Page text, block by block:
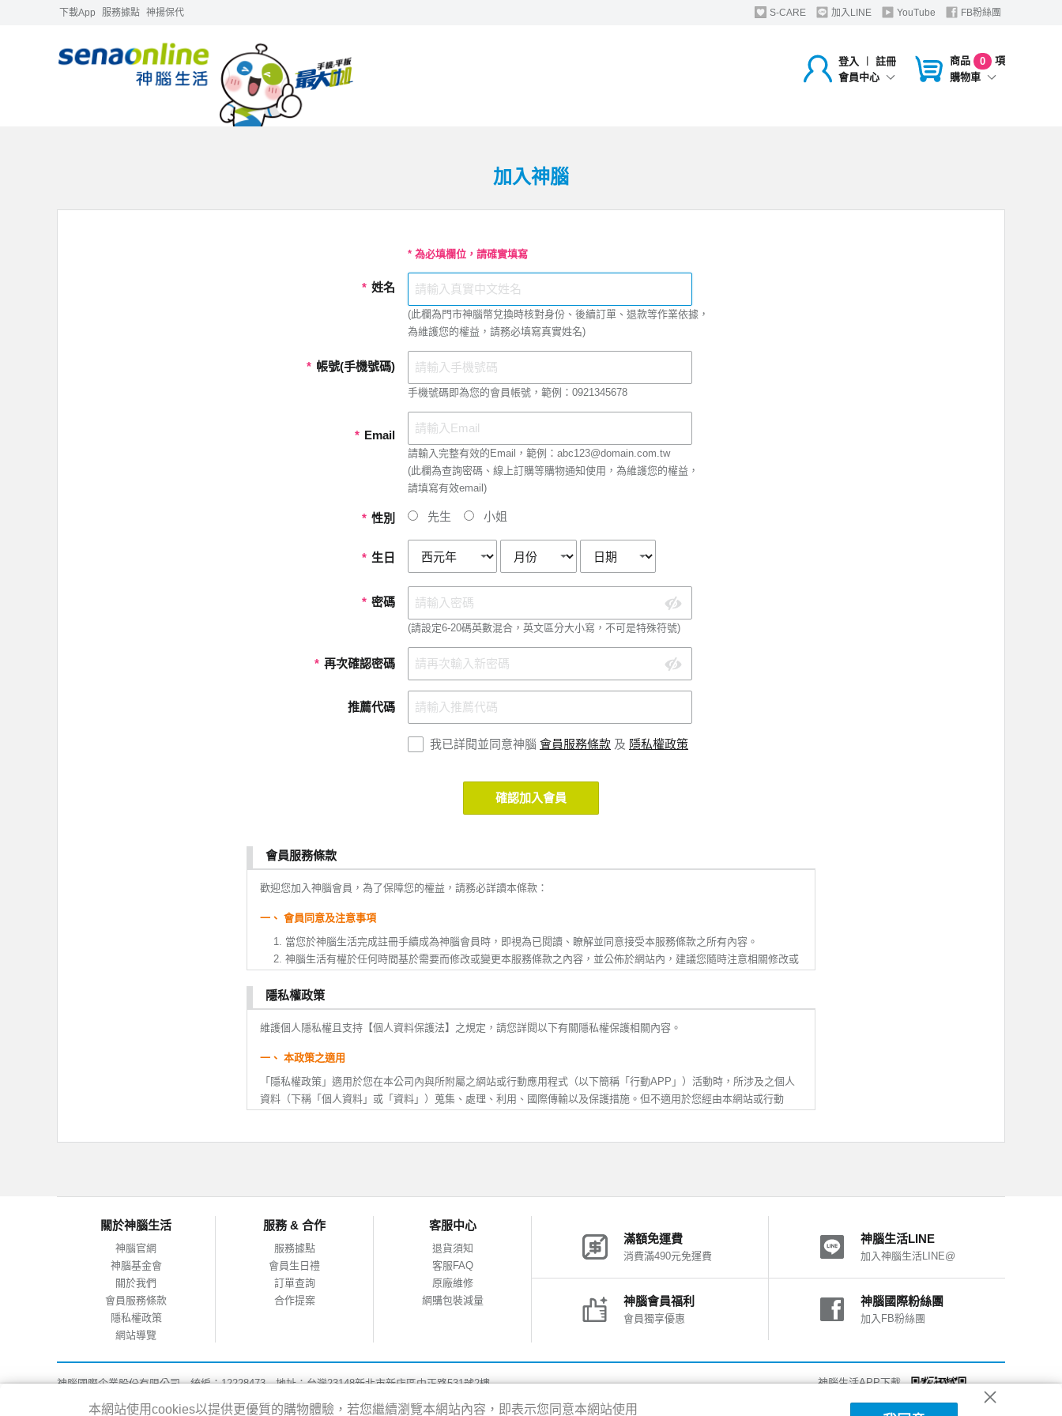
下載App 服務據點 神揚保代 S-CARE 加入LINE YouTube FB粉絲團
登入 ︱
註冊
會員中心
商品 0
項
購物車
加入神腦
* 為必填欄位，請確實填寫
* 姓名
(此欄為門市神腦幣兌換時核對身份、後續訂單、退款等作業依據，
為維護您的權益，請務必填寫真實姓名)
* 帳號(手機號碼)
手機號碼即為您的會員帳號，範例：0921345678
* Email
請輸入完整有效的Email，範例：abc123@domain.com.tw
(此欄為查詢密碼、線上訂購等購物通知使用，為維護您的權益，
請填寫有效email)
* 性別 先生 小姐
* 生日
* 密碼
(請設定6-20碼英數混合，英文區分大小寫，不可是特殊符號)
* 再次確認密碼
推薦代碼
我已詳閱並同意神腦 會員服務條款 及 隱私權政策
確認加入會員
會員服務條款
歡迎您加入神腦會員，為了保障您的權益，請務必詳讀本條款：
一、 會員同意及注意事項
當您於神腦生活完成註冊手續成為神腦會員時，即視為已閱讀、瞭解並同意接受本服務條款之所有內容。
神腦生活有權於任何時間基於需要而修改或變更本服務條款之內容，並公佈於網站內，建議您隨時注意相關修改或
您於本服務條款修改或變更後繼續使用神腦生活所提供之任一服務時，即視為您已閱讀、瞭解並同意接受該等修改
或變更。如果您不同意本服務條款內容之全部或ㄧ部份時，或者您所屬的國家或地域之法律排除本服務條款內容之
全部或ㄧ部份之適用時，您應立即停止使用神腦生活之服務。
資訊後拒絕接受行銷時，可自行登入會員功能取消，神腦生活將協助您，儘速取消該行銷訊息提供服務。
若您未滿20歲，除應符合上述規定外，並應於您的法定代理人閱讀、瞭解並同意本服務條款之所有內容及其後之修
改或變更後，方得註冊或使用神腦生活。當您使用或繼續使用神腦生活所提供之任一服務時，即推定您的法定代理
的帳號，並拒絕您使用本服務之全部或一部份。若您所提供資料有錯誤、不實或其他類似情事之一，致您、第三人
或神腦權益受損，需請您自行處理及負擔相關法律及賠償責任，概與神腦無涉。
三、 會員帳號之保管及安全
您的會員帳號僅供您個人使用，不得轉借、轉讓他人或與他人合用。
您有義務妥善保管會員帳號、密碼及其他相關資訊，每次登入連線完後，務必登出系統結束帳號使用。
若您發現或疑似會員帳號內個人資料，遭他人非法使用或有任何安全性問題發生時，請您立即以電話、電子郵件或
損，需請您自行處理及負擔相關法律及賠償責任，概與神腦無涉。
隱私權政策
維護個人隱私權且支持【個人資料保護法】之規定，請您詳閱以下有關隱私權保護相關內容。
一、 本政策之適用
「隱私權政策」適用於您在本公司內與所附屬之網站或行動應用程式（以下簡稱「行動APP」）活動時，所涉及之個人
資料（下稱「個人資料」或「資料」）蒐集、處理、利用、國際傳輸以及保護措施。但不適用於您經由本網站或行動
會員事先說明、或依照相關法律規定，否則本公司不會將資料提供給其他第三人或移作其他目的使用。
（二）當您使用本公司之客戶服務中心(「客服專線及聯絡我們」)、商品諮詢服務、網站活動及其他線上調查或線上申請
服務時，因服務之需要，本公司將會蒐集包括但不限於您的姓名、住址、電話、電子郵件信箱及其他您自願提供之資
料，您可自由選擇是否提供所需個人資料，如不提供該等資料，則本公司將無法為您提供相關服務。
（三）為提供您更完善之服務、行銷業務及統計與研究分析等目的，本公司會紀錄使用者於本網站或行動APP之IP位
址、地理位置、使用之瀏覽器、使用時間、cookie以及在網站內所瀏覽網頁等資料，並對全體使用者行為總和進行分
站、服務、產品及廣告之用，您可以經由瀏覽器的設定，取消或限制此項功能，但有可能會導致無法使用部份網站功
能；行動APP所取得的地理位置資訊，您則可以經由行動裝置(包括但不限於手機、平板)的設定功能，對我們行動APP，
設定關閉地理位置權限。但關閉地理位置權限，可能會導致地理位置相關服務不正確。
關於神腦生活
神腦官網
神腦基金會
關於我們
會員服務條款
隱私權政策
網站導覽
服務 & 合作
服務據點
會員生日禮
訂單查詢
合作提案
客服中心
退貨須知
客服FAQ
原廠維修
網購包裝減量
滿額免運費
消費滿490元免運費
神腦生活LINE
加入神腦生活LINE@
神腦會員福利
會員獨享優惠
神腦國際粉絲團
加入FB粉絲團
神腦國際企業股份有限公司 統編：12228473 地址：台灣23148新北市新店區中正路531號2樓
神腦生活APP下載
本網站使用cookies以提供更優質的購物體驗，若您繼續瀏覽本網站內容，即表示您同意本網站使用